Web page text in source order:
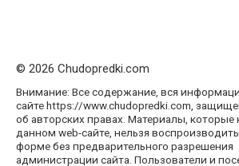
© 2026 Chudopredki.com
Внимание: Все содержание, вся
сайте https://www.chudopredki.com,
об авторских правах. Материалы, которые
данном web-сайте, нельзя
форме без предварительного разрешения
администрации сайта. Пользователи и